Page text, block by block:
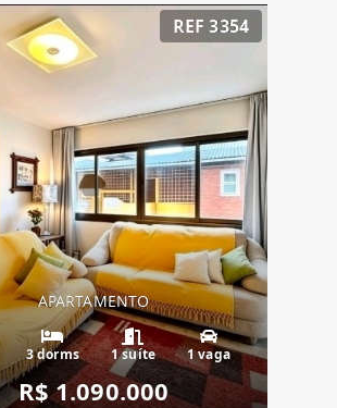
REF 3354
APARTAMENTO
3 dorms 1 suíte 1 vaga
R$ 1.090.000